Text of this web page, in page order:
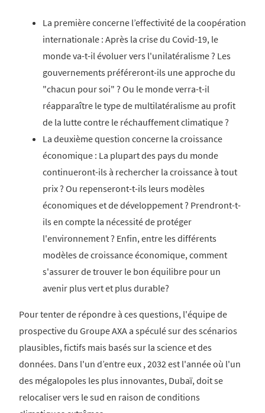
La première concerne l’effectivité de la coopération
internationale : Après la crise du Covid-19, le
monde va-t-il évoluer vers l'unilatéralisme ? Les
gouvernements préféreront-ils une approche du
"chacun pour soi" ? Ou le monde verra-t-il
réapparaître le type de multilatéralisme au profit
de la lutte contre le réchauffement climatique ?
La deuxième question concerne la croissance
économique : La plupart des pays du monde
continueront-ils à rechercher la croissance à tout
prix ? Ou repenseront-t-ils leurs modèles
économiques et de développement ? Prendront-t-
ils en compte la nécessité de protéger
l'environnement ? Enfin, entre les différents
modèles de croissance économique, comment
s'assurer de trouver le bon équilibre pour un
avenir plus vert et plus durable?
Pour tenter de répondre à ces questions, l'équipe de
prospective du Groupe AXA a spéculé sur des scénarios
plausibles, fictifs mais basés sur la science et des
données. Dans l'un d’entre eux , 2032 est l'année où l'un
des mégalopoles les plus innovantes, Dubaï, doit se
relocaliser vers le sud en raison de conditions